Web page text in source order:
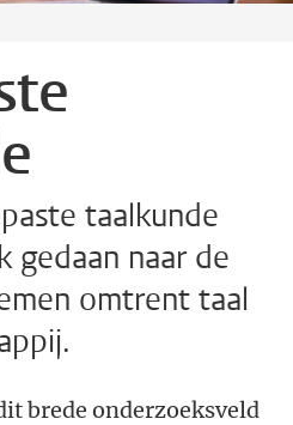
taalkunde
gedaan naar de
omtrent taal
brede onderzoeksveld